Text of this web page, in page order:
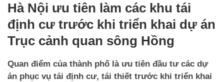
Hà Nội ưu tiên làm các khu tái
định cư trước khi triển khai dự án
Trục cảnh quan sông Hồng
Quan điểm của thành phố là ưu tiên đầu tư các dự
án phục vụ tái định cư, tái thiết trước khi triển khai